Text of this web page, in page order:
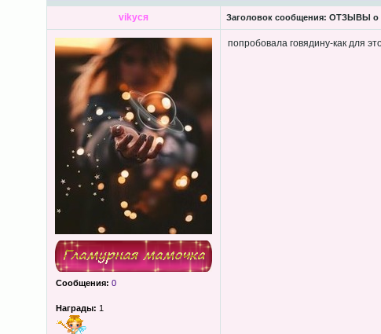
vikycя Заголовок сообщения: ОТЗЫВЫ о
Сообщения: 0
Награды: 1
попробовала говядину-как для